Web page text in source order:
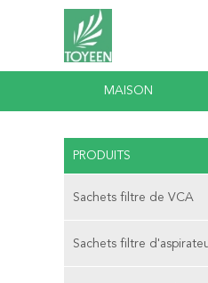
MAISON
PRODUITS
Sachets filtre de VCA
Sachets filtre